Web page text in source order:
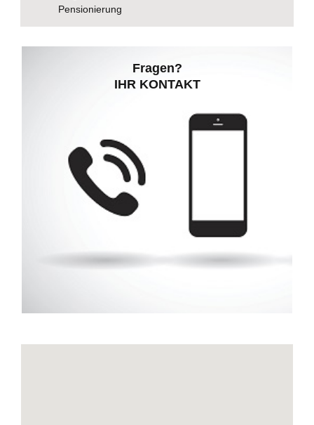
Pensionierung
Fragen?
IHR KONTAKT
Weitere Informationen erteilt Ihnen gerne
Simon Rindlisbacher, Co-Abteilungsleiter
Zentralsterilisation, Tel. +41 31 300 96 39